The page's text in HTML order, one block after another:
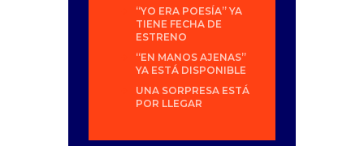
“YO ERA POESÍA” YA
TIENE FECHA DE
ESTRENO
“EN MANOS AJENAS”
YA ESTÁ DISPONIBLE
UNA SORPRESA ESTÁ
POR LLEGAR